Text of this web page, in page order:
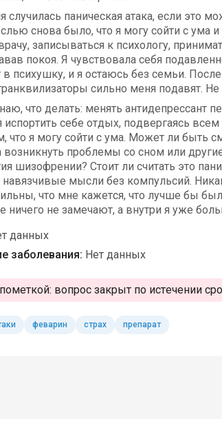
случилась паническая атака, если это
снова было, что я могу сойти с ума
записываться к психологу,
покоя. Я чувствовала себя
психушку, и я остаюсь без семьи.
сильно меня подавят.
что делать: менять антидепрессант
испортить себе отдых, подвергаясь
что я могу сойти с ума. Может ли быть
возникнуть проблемы со сном или
шизофрении? Стоит ли считать это
навязчивые мысли без компульсий.
что мне кажется, что лучше бы
ничего не замечают, а внутри я уже
данных
заболевания: Нет данных
вопрос закрыт по истечении
феварин страх препарат